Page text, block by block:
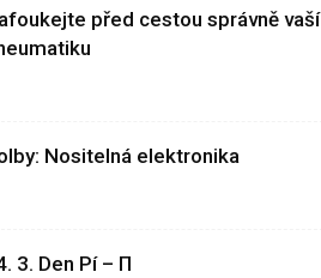
před cestou správně vaší
Nositelná elektronika
3. Den Pí – Π